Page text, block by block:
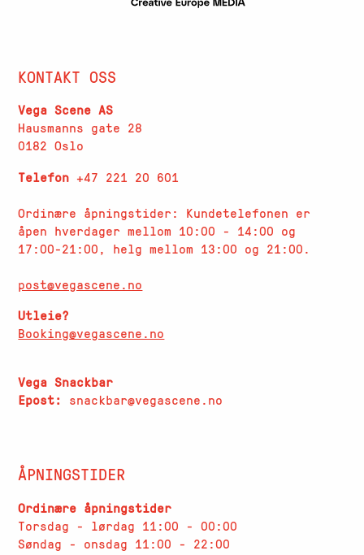
KONTAKT OSS
Vega Scene AS
Hausmanns gate 28
0182 Oslo
Telefon+47 221 20 601
Ordinære åpningstider: Kundetelefonen er
åpen hverdager mellom 10:00 - 14:00 og
17:00-21:00, helg mellom 13:00 og 21:00.
post@vegascene.no
Utleie?
Booking@vegascene.no
Vega Snackbar
Epost: snackbar@vegascene.no
ÅPNINGSTIDER
Ordinære åpningstider
Torsdag - lørdag 11:00 - 00:00
Søndag - onsdag 11:00 - 22:00